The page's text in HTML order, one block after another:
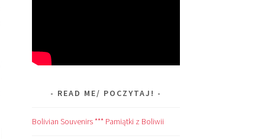
READ ME/ POCZYTAJ!
Bolivian Souvenirs *** Pamiątki z Boliwii